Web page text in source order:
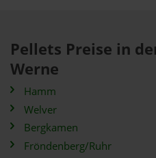
Pellets Preise in
Werne
Hamm
Welver
Bergkamen
Fröndenberg/Ruhr